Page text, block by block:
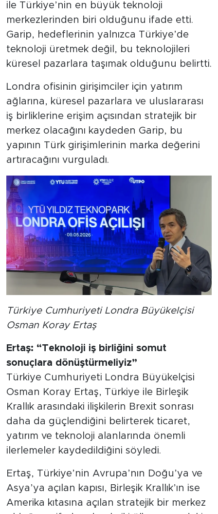
ile Türkiye’nin en büyük teknoloji
merkezlerinden biri olduğunu ifade etti.
Garip, hedeflerinin yalnızca Türkiye’de
teknoloji üretmek değil, bu teknolojileri
küresel pazarlara taşımak olduğunu belirtti.
Londra ofisinin girişimciler için yatırım
ağlarına, küresel pazarlara ve uluslararası
iş birliklerine erişim açısından stratejik bir
merkez olacağını kaydeden Garip, bu
yapının Türk girişimlerinin marka değerini
artıracağını vurguladı.
Türkiye Cumhuriyeti Londra Büyükelçisi
Osman Koray Ertaş
Ertaş: “Teknoloji iş birliğini somut
sonuçlara dönüştürmeliyiz”
Türkiye Cumhuriyeti Londra Büyükelçisi
Osman Koray Ertaş, Türkiye ile Birleşik
Krallık arasındaki ilişkilerin Brexit sonrası
daha da güçlendiğini belirterek ticaret,
yatırım ve teknoloji alanlarında önemli
ilerlemeler kaydedildiğini söyledi.
Ertaş, Türkiye’nin Avrupa’nın Doğu’ya ve
Asya’ya açılan kapısı, Birleşik Krallık’ın ise
Amerika kıtasına açılan stratejik bir merkez